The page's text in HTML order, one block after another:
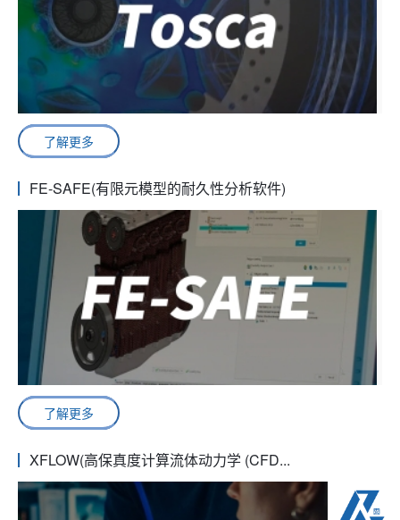
了解更多
FE-SAFE(有限元模型的耐久性分析软件)
了解更多
XFLOW(高保真度计算流体动力学 (CFD...